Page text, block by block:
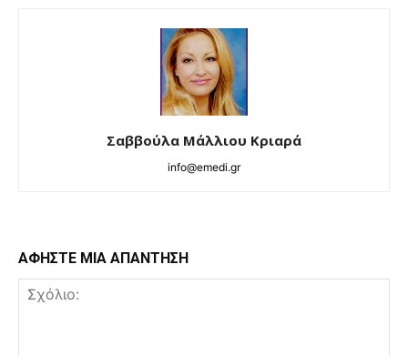
Σαββούλα Μάλλιου Κριαρά
info@emedi.gr
ΑΦΗΣΤΕ ΜΙΑ ΑΠΑΝΤΗΣΗ